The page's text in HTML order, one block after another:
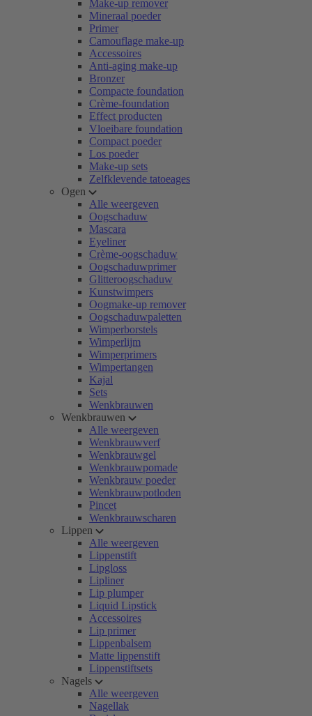
Make-up remover
Mineraal poeder
Primer
Camouflage make-up
Accessoires
Anti-aging make-up
Bronzer
Compacte foundation
Crème-foundation
Effect producten
Vloeibare foundation
Compact poeder
Los poeder
Make-up sets
Zelfklevende tatoeages
Ogen
Alle weergeven
Oogschaduw
Mascara
Eyeliner
Crème-oogschaduw
Oogschaduwprimer
Glitteroogschaduw
Kunstwimpers
Oogmake-up remover
Oogschaduwpaletten
Wimperborstels
Wimperlijm
Wimperprimers
Wimpertangen
Kajal
Sets
Wenkbrauwen
Wenkbrauwen
Alle weergeven
Wenkbrauwverf
Wenkbrauwgel
Wenkbrauwpomade
Wenkbrauw poeder
Wenkbrauwpotloden
Pincet
Wenkbrauwscharen
Lippen
Alle weergeven
Lippenstift
Lipgloss
Lipliner
Lip plumper
Liquid Lipstick
Accessoires
Lip primer
Lippenbalsem
Matte lippenstift
Lippenstiftsets
Nagels
Alle weergeven
Nagellak